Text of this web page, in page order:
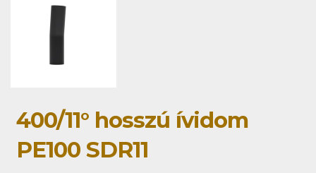
400/11° hosszú ívidom
PE100 SDR11